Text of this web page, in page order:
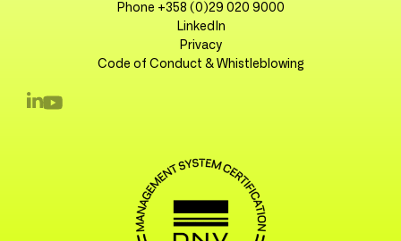
Phone +358 (0)29 020 9000
LinkedIn
Privacy
Code of Conduct & Whistleblowing